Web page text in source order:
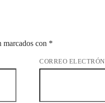
marcados con *
CORREO